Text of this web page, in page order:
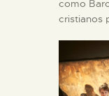
como
cristianos